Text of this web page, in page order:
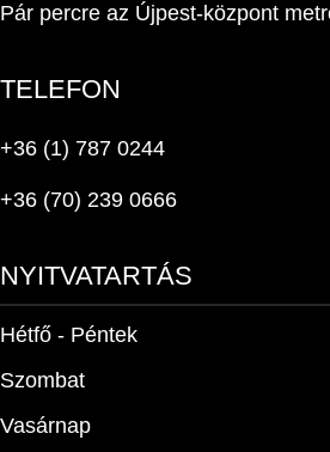
Pár percre az Újpest-központ
TELEFON
+36 (1) 787 0244
+36 (70) 239 0666
NYITVATARTÁS
Hétfő - Péntek
Szombat
Vasárnap